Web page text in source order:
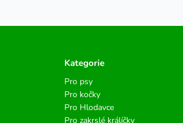
Kategorie
Pro psy
Pro kočky
Pro Hlodavce
Pro zakrslé králíčky